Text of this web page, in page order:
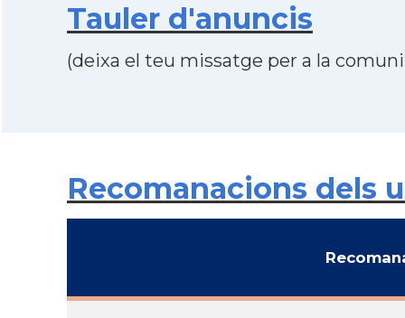
Tauler d'anuncis
(deixa el teu missatge per a la
Recomanacions dels